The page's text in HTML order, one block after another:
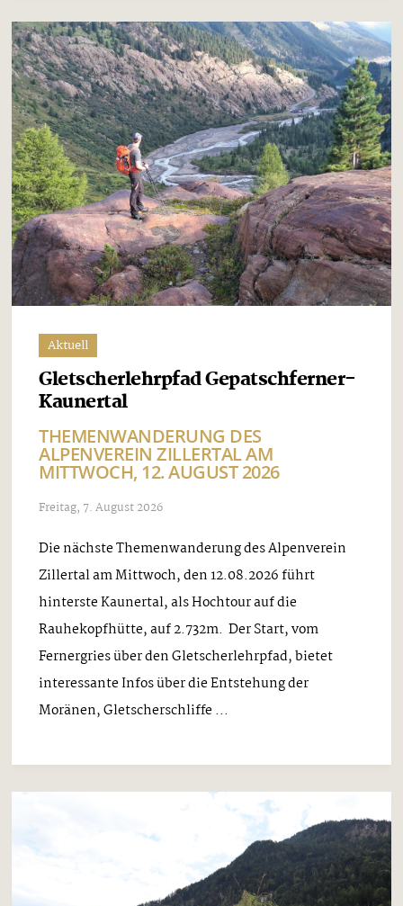
Aktuell
Gletscherlehrpfad Gepatschferner-
Kaunertal
THEMENWANDERUNG DES
ALPENVEREIN ZILLERTAL AM
MITTWOCH, 12. AUGUST 2026
Freitag, 7. August 2026
Die nächste Themenwanderung des Alpenverein
Zillertal am Mittwoch, den 12.08.2026 führt
hinterste Kaunertal, als Hochtour auf die
Rauhekopfhütte, auf 2.732m. Der Start, vom
Fernergries über den Gletscherlehrpfad, bietet
interessante Infos über die Entstehung der
Moränen, Gletscherschliffe ...